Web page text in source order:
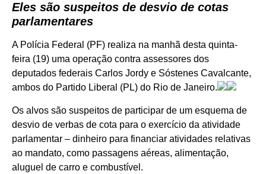
Eles são suspeitos de desvio de cotas
parlamentares
A Polícia Federal (PF) realiza na manhã desta quinta-
feira (19) uma operação contra assessores dos
deputados federais Carlos Jordy e Sóstenes Cavalcante,
ambos do Partido Liberal (PL) do Rio de Janeiro.
Os alvos são suspeitos de participar de um esquema de
desvio de verbas de cota para o exercício da atividade
parlamentar – dinheiro para financiar atividades relativas
ao mandato, como passagens aéreas, alimentação,
aluguel de carro e combustível.